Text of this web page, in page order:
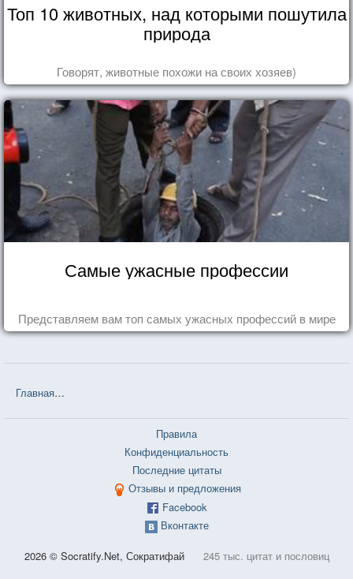
Топ 10 животных, над которыми пошутила
природа
Говорят, животные похожи на своих хозяев)
Самые ужасные профессии
Представляем вам топ самых ужасных профессий в мире
Главная
Правила
Конфиденциальность
Последние цитаты
Отзывы и предложения
Facebook
Вконтакте
2026 © Socratify.Net, Сократифай 245 тыс. цитат и пословиц